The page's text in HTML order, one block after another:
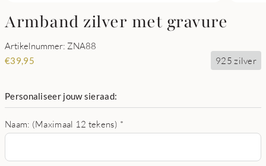
Armband zilver met gravure
Artikelnummer: ZNA88
€39,95 925 zilver
Personaliseer jouw sieraad:
Naam: (Maximaal 12 tekens) *